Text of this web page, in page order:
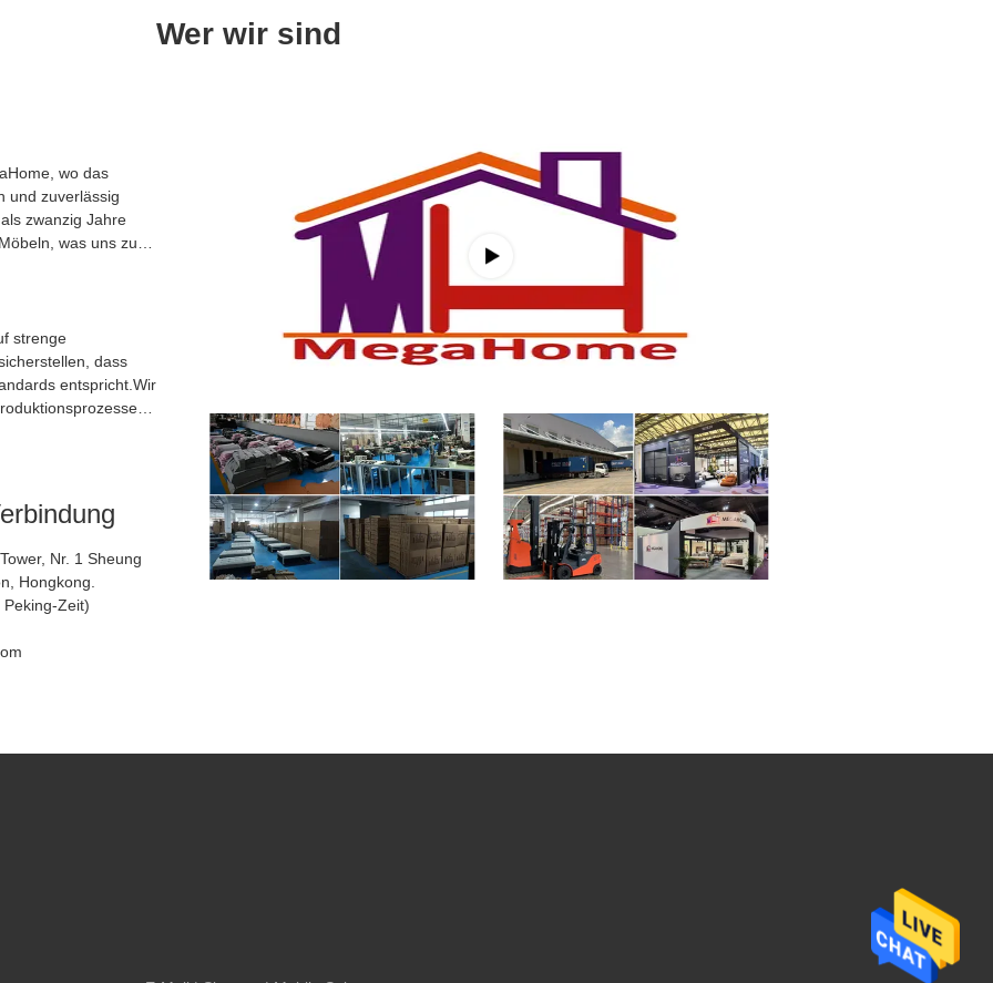
Wer wir sind
wo das
und zuverlässig
zwanzig Jahre
was uns zu
strenge
dass
entspricht.Wir
Nr. 1 Sheung
Hongkong.
09:00-18:00 ( Peking-Zeit)